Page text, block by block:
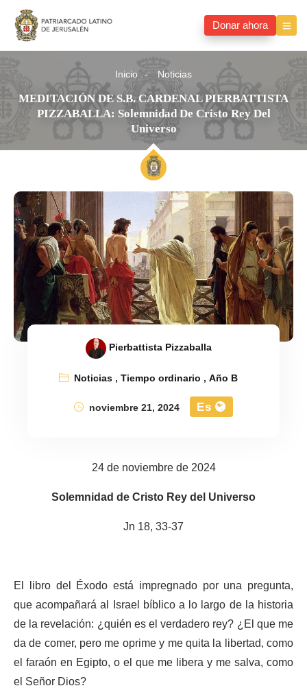
Donar ahora
Inicio Noticias
MEDITACIÓN DE S.B. CARDENAL PIERBATTISTA
PIZZABALLA: Solemnidad De Cristo Rey Del
Universo
Pierbattista Pizzaballa
Noticias,Tiempo ordinario ,Año B
noviembre 21, 2024
Es
24 de noviembre de 2024
Solemnidad de Cristo Rey del Universo
Jn 18, 33-37
El libro del Éxodo está impregnado por una pregunta,
que acompañará al Israel bíblico a lo largo de la historia
de la revelación: ¿quién es el verdadero rey? ¿El que me
da de comer, pero me oprime y me quita la libertad, como
el faraón en Egipto, o el que me libera y me salva, como
el Señor Dios?